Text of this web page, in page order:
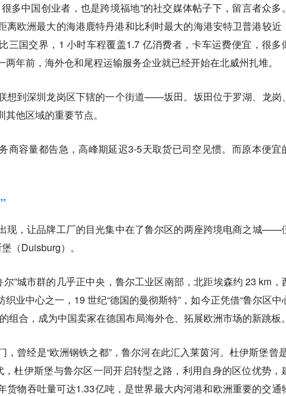
多中国创业者，也是跨境福地”的社交媒体帖子下，留言者众多
离欧洲最大的海港鹿特丹港和比利时最大的海港安特卫普港较近
三国交界，1 小时车程覆盖1.7 亿消费者，卡车运费便宜，很多
年前，海外仓和尾程运输服务企业就已经开始在北威州扎堆。
想到深圳龙岗区下辖的一个街道——坂田。坂田位于罗湖、龙岗
他区域的重要节点。
商容量都告急，高峰期延迟3-5天取货已司空见惯。而原本便宜
现，让品牌工厂的目光集中在了鲁尔区的两座跨境电商之城——
（Duisburg）。
”城市群的几乎正中央，鲁尔工业区南部，北距埃森约 23 km，
业中心之一，19 世纪“德国的曼彻斯特”，如今正凭借“鲁尔区中
组合，成为中国卖家在德国布局海外仓、拓展欧洲市场的新跳板。
曾经是“欧洲钢铁之都”，鲁尔河在此汇入莱茵河。杜伊斯堡曾
，杜伊斯堡与鲁尔区一同开启转型之路，利用自身的区位优势，
货物吞吐量可达1.33亿吨，是世界最大内河港和欧洲重要的交通